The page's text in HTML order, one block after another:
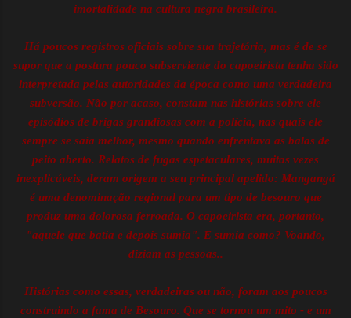
imortalidade na cultura negra brasileira.
Há poucos registros oficiais sobre sua trajetória, mas é de se
supor que a postura pouco subserviente do capoeirista tenha sido
interpretada pelas autoridades da época como uma verdadeira
subversão. Não por acaso, constam nas histórias sobre ele
episódios de brigas grandiosas com a polícia, nas quais ele
sempre se saía melhor, mesmo quando enfrentava as balas de
peito aberto. Relatos de fugas espetaculares, muitas vezes
inexplicáveis, deram origem a seu principal apelido: Mangangá
é uma denominação regional para um tipo de besouro que
produz uma dolorosa ferroada. O capoeirista era, portanto,
"aquele que batia e depois sumia". E sumia como? Voando,
diziam as pessoas..
Histórias como essas, verdadeiras ou não, foram aos poucos
construindo a fama de Besouro. Que se tornou um mito - e um